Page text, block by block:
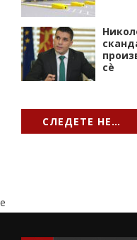
сѐ
СЛЕДЕТЕ НЕ…
e